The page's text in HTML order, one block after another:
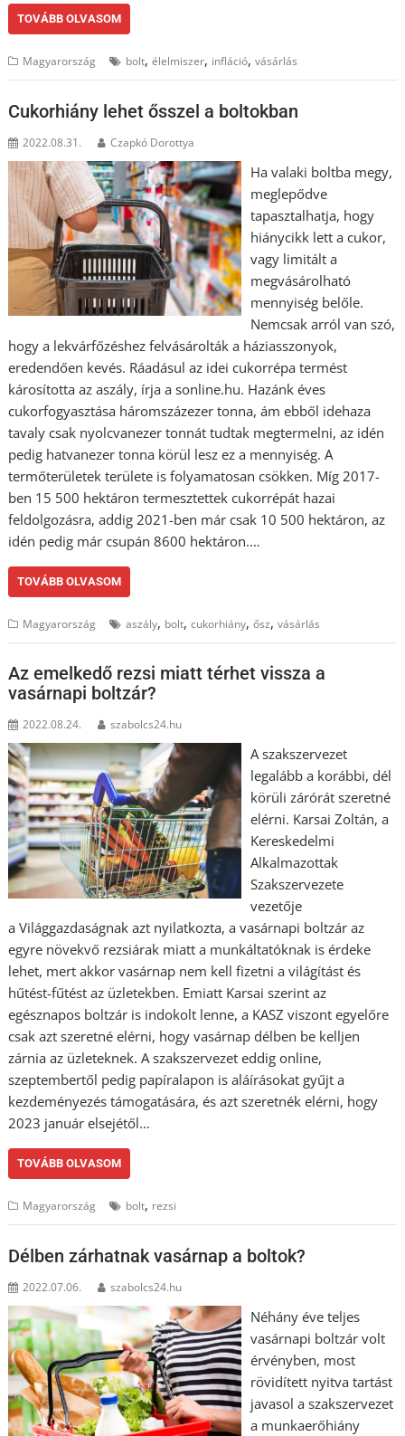
TOVÁBB OLVASOM
Magyarország bolt,élelmiszer, infláció,vásárlás
Cukorhiány lehet ősszel a boltokban
2022.08.31. Czapkó Dorottya
Ha valaki boltba megy,
meglepődve
tapasztalhatja, hogy
hiánycikk lett a cukor,
vagy limitált a
megvásárolható
mennyiség belőle.
Nemcsak arról van szó,
hogy a lekvárfőzéshez felvásárolták a háziasszonyok,
eredendően kevés. Ráadásul az idei cukorrépa termést
károsította az aszály, írja a sonline.hu. Hazánk éves
cukorfogyasztása háromszázezer tonna, ám ebből idehaza
tavaly csak nyolcvanezer tonnát tudtak megtermelni, az idén
pedig hatvanezer tonna körül lesz ez a mennyiség. A
termőterületek területe is folyamatosan csökken. Míg 2017-
ben 15 500 hektáron termesztettek cukorrépát hazai
feldolgozásra, addig 2021-ben már csak 10 500 hektáron, az
idén pedig már csupán 8600 hektáron.…
TOVÁBB OLVASOM
Magyarország aszály, bolt,cukorhiány,ősz,vásárlás
Az emelkedő rezsi miatt térhet vissza a
vasárnapi boltzár?
2022.08.24. szabolcs24.hu
A szakszervezet
legalább a korábbi, dél
körüli zárórát szeretné
elérni. Karsai Zoltán, a
Kereskedelmi
Alkalmazottak
Szakszervezete
vezetője
a Világgazdaságnak azt nyilatkozta, a vasárnapi boltzár az
egyre növekvő rezsiárak miatt a munkáltatóknak is érdeke
lehet, mert akkor vasárnap nem kell fizetni a világítást és
hűtést-fűtést az üzletekben. Emiatt Karsai szerint az
egésznapos boltzár is indokolt lenne, a KASZ viszont egyelőre
csak azt szeretné elérni, hogy vasárnap délben be kelljen
zárnia az üzleteknek. A szakszervezet eddig online,
szeptembertől pedig papíralapon is aláírásokat gyűjt a
kezdeményezés támogatására, és azt szeretnék elérni, hogy
2023 január elsejétől…
TOVÁBB OLVASOM
Magyarország bolt, rezsi
Délben zárhatnak vasárnap a boltok?
2022.07.06. szabolcs24.hu
Néhány éve teljes
vasárnapi boltzár volt
érvényben, most
rövidített nyitva tartást
javasol a szakszervezet
a munkaerőhiány